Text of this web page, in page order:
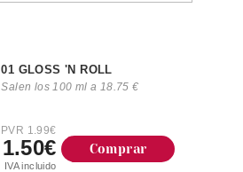
01 GLOSS 'N ROLL
Salen los 100 ml a 18.75 €
PVR 1.99€
1.50€
IVA incluido
Comprar